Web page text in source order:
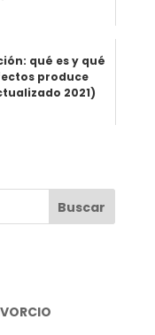
qué es y qué
produce
2021)